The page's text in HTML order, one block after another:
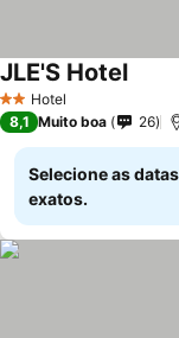
2 Estrelas
Hotel
JLE'S Hotel
8,1 Muito boa 26
Selecione as
exatos.